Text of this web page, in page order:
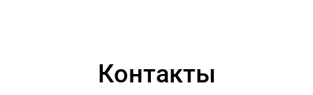
Контакты